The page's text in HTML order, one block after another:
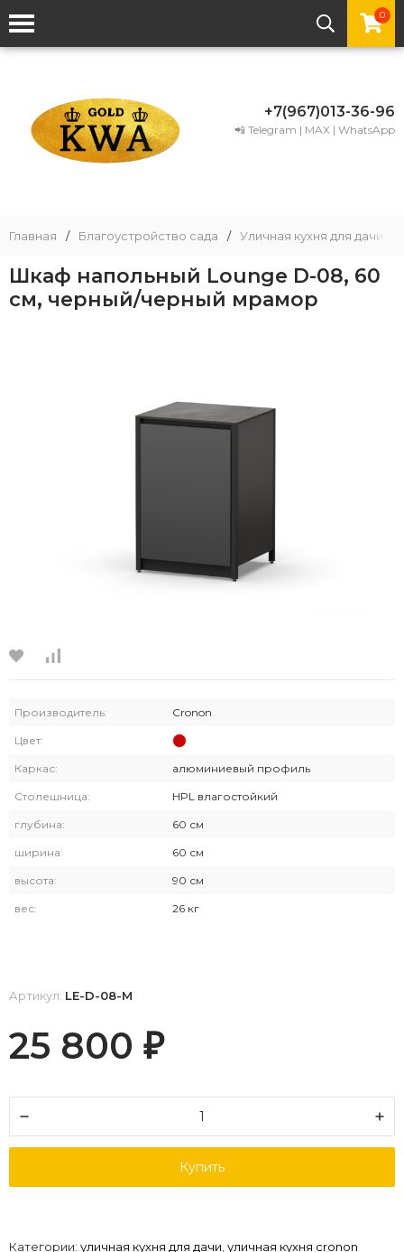
0
+7(967)013-36-96
📲 Telegram | MAX | WhatsApp
Главная / Благоустройство сада / Уличная кухня для дачи
Шкаф напольный Lounge D-08, 60
см, черный/черный мрамор
Производитель: Cronon
Цвет:
Каркас: алюминиевый профиль
Столешница: HPL влагостойкий
глубина: 60 см
ширина: 60 см
высота: 90 см
вес: 26 кг
Артикул: LE-D-08-M
25 800 ₽
Купить
Категории: уличная кухня для дачи уличная кухня cronon